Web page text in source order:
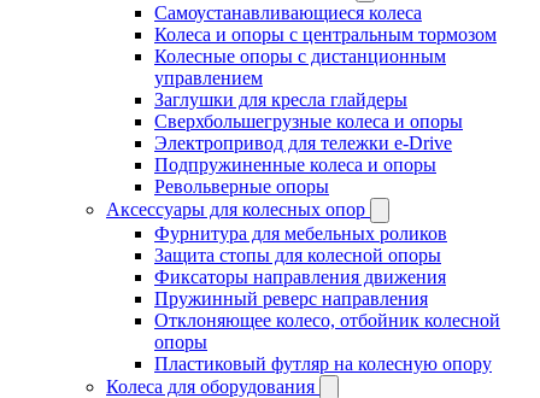
Самоустанавливающиеся колеса
Колеса и опоры с центральным тормозом
Колесные опоры с дистанционным
управлением
Заглушки для кресла глайдеры
Сверхбольшегрузные колеса и опоры
Электропривод для тележки e-Drive
Подпружиненные колеса и опоры
Револьверные опоры
Аксессуары для колесных опор
Фурнитура для мебельных роликов
Защита стопы для колесной опоры
Фиксаторы направления движения
Пружинный реверс направления
Отклоняющее колесо, отбойник колесной
опоры
Пластиковый футляр на колесную опору
Колеса для оборудования